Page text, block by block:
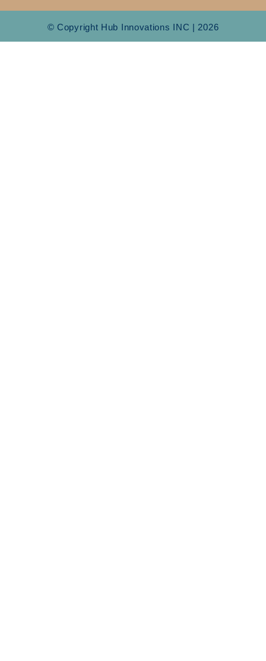
© Copyright Hub Innovations INC | 2026